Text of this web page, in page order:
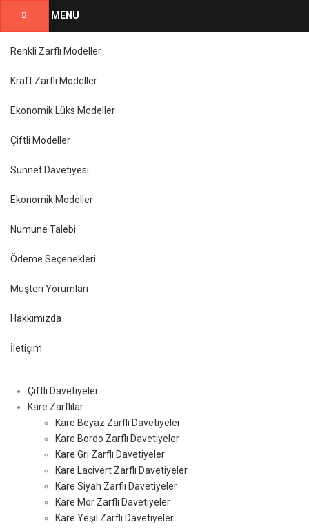
MENU
Renkli Zarflı Modeller
Kraft Zarflı Modeller
Ekonomik Lüks Modeller
Çiftli Modeller
Sünnet Davetiyesi
Ekonomik Modeller
Numune Talebi
Ödeme Seçenekleri
Müşteri Yorumları
Hakkımızda
İletişim
Çiftli Davetiyeler
Kare Zarflılar
Kare Beyaz Zarflı Davetiyeler
Kare Bordo Zarflı Davetiyeler
Kare Gri Zarflı Davetiyeler
Kare Lacivert Zarflı Davetiyeler
Kare Siyah Zarflı Davetiyeler
Kare Mor Zarflı Davetiyeler
Kare Yeşil Zarflı Davetiyeler